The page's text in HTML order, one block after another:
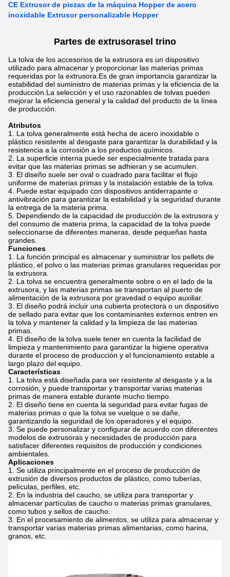
CE Extrusor de piezas de la máquina Hopper de acero
inoxidable Extrusor personalizable Hopper
Partes de extrusorasel trino
La tolva de los accesorios de la extrusora es un dispositivo
utilizado para almacenar y proporcionar las materias primas
requeridas por la extrusora.Es de gran importancia garantizar la
estabilidad del suministro de materias primas y la eficiencia de la
producción.La selección y el uso razonables de tolvas pueden
mejorar la eficiencia general y la calidad del producto de la línea
de producción.
Atributos
La tolva generalmente está hecha de acero inoxidable o
plástico resistente al desgaste para garantizar la durabilidad y la
resistencia a la corrosión a los productos químicos.
La superficie interna puede ser especialmente tratada para
evitar que las materias primas se adhieran y se acumulen.
El diseño suele ser oval o cuadrado para facilitar el flujo
uniforme de materias primas y la instalación estable de la tolva.
Puede estar equipado con dispositivos antiderrapante o
antivibración para garantizar la estabilidad y la seguridad durante
la entrega de la materia prima.
Dependiendo de la capacidad de producción de la extrusora y
del consumo de materia prima, la capacidad de la tolva puede
seleccionarse de diferentes maneras, desde pequeñas hasta
grandes.
Funciones
La función principal es almacenar y suministrar los pellets de
plástico, el polvo o las materias primas granulares requeridas por
la extrusora.
La tolva se encuentra generalmente sobre o en el lado de la
extrusora, y las materias primas se transportan al puerto de
alimentación de la extrusora por gravedad o equipo auxiliar.
El diseño podrá incluir una cubierta protectora o un dispositivo
de sellado para evitar que los contaminantes externos entren en
la tolva y mantener la calidad y la limpieza de las materias
primas.
El diseño de la tolva suele tener en cuenta la facilidad de
limpieza y mantenimiento para garantizar la higiene operativa
durante el proceso de producción y el funcionamiento estable a
largo plazo del equipo.
Características
La tolva está diseñada para ser resistente al desgaste y a la
corrosión, y puede transportar y transportar varias materias
primas de manera estable durante mucho tiempo.
El diseño tiene en cuenta la seguridad para evitar fugas de
materias primas o que la tolva se vuelque o se dañe,
garantizando la seguridad de los operadores y el equipo.
Se puede personalizar y configurar de acuerdo con diferentes
modelos de extrusoras y necesidades de producción para
satisfacer diferentes requisitos de producción y condiciones
ambientales.
Aplicaciones
Se utiliza principalmente en el proceso de producción de
extrusión de diversos productos de plástico, como tuberías,
películas, perfiles, etc.
En la industria del caucho, se utiliza para transportar y
almacenar partículas de caucho o materias primas granulares,
como tubos y sellos de caucho.
En el procesamiento de alimentos, se utiliza para almacenar y
transportar varias materias primas alimentarias, como harina,
granos, etc.